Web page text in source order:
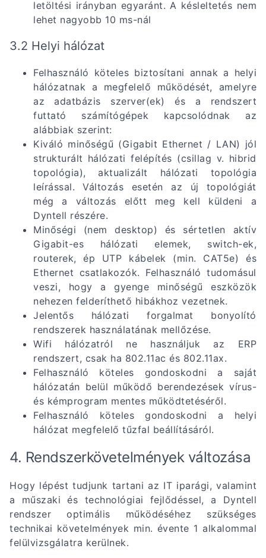
letöltési irányban egyaránt. A késleltetés nem
lehet nagyobb 10 ms-nál
3.2 Helyi hálózat
Felhasználó köteles biztosítani annak a helyi
hálózatnak a megfelelő működését, amelyre
az adatbázis szerver(ek) és a rendszert
futtató számítógépek kapcsolódnak az
alábbiak szerint:
Kiváló minőségű (Gigabit Ethernet / LAN) jól
strukturált hálózati felépítés (csillag v. hibrid
topológia), aktualizált hálózati topológia
leírással. Változás esetén az új topológiát
még a változás előtt meg kell küldeni a
Dyntell részére.
Minőségi (nem desktop) és sértetlen aktív
Gigabit-es hálózati elemek, switch-ek,
routerek, ép UTP kábelek (min. CAT5e) és
Ethernet csatlakozók. Felhasználó tudomásul
veszi, hogy a gyenge minőségű eszközök
nehezen felderíthető hibákhoz vezetnek.
Jelentős hálózati forgalmat bonyolító
rendszerek használatának mellőzése.
Wifi hálózatról ne használjuk az ERP
rendszert, csak ha 802.11ac és 802.11ax.
Felhasználó köteles gondoskodni a saját
hálózatán belül működő berendezések vírus-
és kémprogram mentes működtetéséről.
Felhasználó köteles gondoskodni a helyi
hálózat megfelelő tűzfal beállításáról.
4. Rendszerkövetelmények változása
Hogy lépést tudjunk tartani az IT iparági, valamint
a műszaki és technológiai fejlődéssel, a Dyntell
rendszer optimális működéséhez szükséges
technikai követelmények min. évente 1 alkalommal
felülvizsgálatra kerülnek.